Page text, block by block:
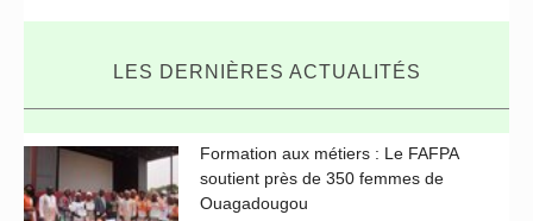
LES DERNIÈRES ACTUALITÉS
Formation aux métiers : Le FAFPA
soutient près de 350 femmes de
Ouagadougou